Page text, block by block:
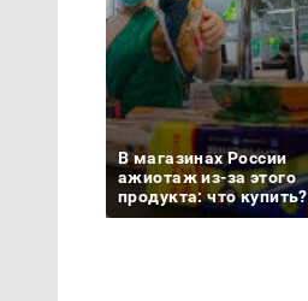
В магазинах России
ажиотаж из-за этого
продукта: что купить?